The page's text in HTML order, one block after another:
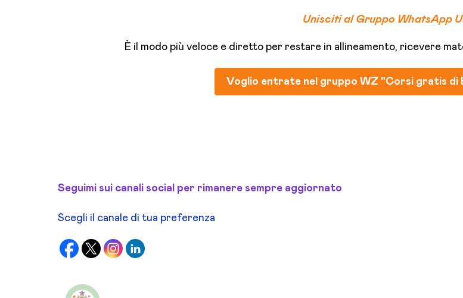
Unisciti al Gruppo WhatsApp
È il modo più veloce e diretto per restare in allineamento, ricevere
Voglio entrate nel gruppo WZ "Corsi gratis di
Seguimi sui canali social per rimanere sempre aggiornato
Scegli il canale di tua preferenza